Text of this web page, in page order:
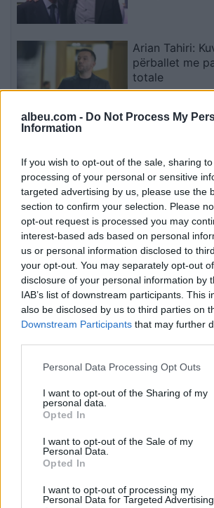
albeu.com - Do Not Process My
Information
If you wish to opt-out of the sale, sharing
processing of your personal or sensitive
targeted advertising by us, please use the
section to confirm your selection. Please
opt-out request is processed you may
interest-based ads based on personal
us or personal information disclosed to
your opt-out. You may separately opt-out
disclosure of your personal information by
IAB’s list of downstream participants. This
also be disclosed by us to third parties on
Downstream Participants that may further
Personal Data Processing Opt Outs
I want to opt-out of the Sharing of my
personal data.
Opted In
I want to opt-out of the Sale of my
Personal Data.
Opted In
I want to opt-out of processing my
Personal Data for Targeted Advertising.
Arian Tahiri:
përballet me
totale
Esim for Global
Esim for USA|Esim for Italy| Esim